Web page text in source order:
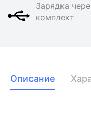
Зарядка
комплект
Описание